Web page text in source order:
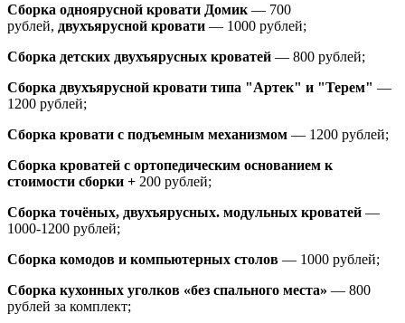
Сборка одноярусной кровати Домик — 700
рублей, двухъярусной кровати — 1000 рублей;
Сборка детских двухъярусных кроватей — 800 рублей;
Сборка двухъярусной кровати типа "Артек" и "Терем" —
1200 рублей;
Сборка кровати с подъемным механизмом — 1200 рублей;
Сборка кроватей с ортопедическим основанием к
стоимости сборки + 200 рублей;
Сборка точёных, двухъярусных. модульных кроватей —
1000-1200 рублей;
Сборка комодов и компьютерных столов — 1000 рублей;
Сборка кухонных уголков «без спального места» — 800
рублей за комплект;